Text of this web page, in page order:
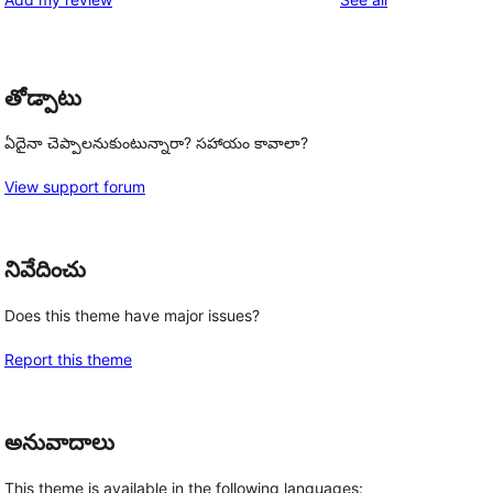
తోడ్పాటు
ఏదైనా చెప్పాలనుకుంటున్నారా? సహాయం కావాలా?
View support forum
నివేదించు
Does this theme have major issues?
Report this theme
అనువాదాలు
This theme is available in the following languages: